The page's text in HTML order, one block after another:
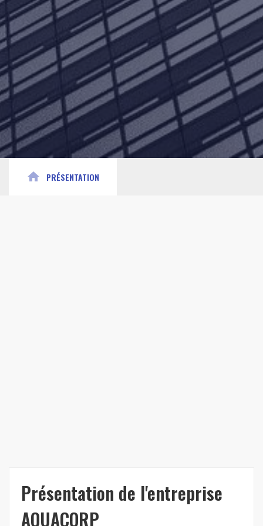
home PRÉSENTATION
Présentation de l'entreprise
AQUACORP